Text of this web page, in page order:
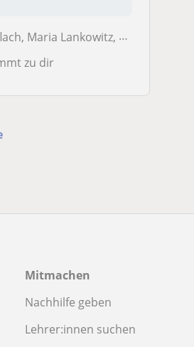
Lankowitz, Piberegg, Rosental an der Kainach
zu dir
Mitmachen
Nachhilfe geben
Lehrer:innen suchen